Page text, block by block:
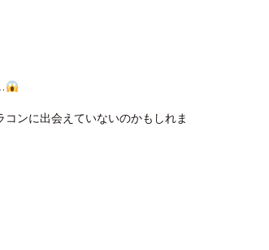
ンに出会えていないのかもしれま